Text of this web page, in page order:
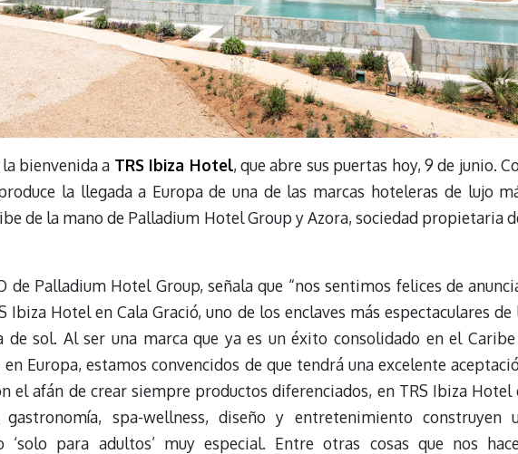
bienvenida a TRS Ibiza Hotel, que abre sus puertas hoy, 9 de junio.
la llegada a Europa de una de las marcas hoteleras de lujo
de la mano de Palladium Hotel Group y Azora, sociedad propietaria
de Palladium Hotel Group, señala que “nos sentimos felices de
Ibiza Hotel en Cala Gració, uno de los enclaves más espectaculares de
de sol. Al ser una marca que ya es un éxito consolidado en el
Europa, estamos convencidos de que tendrá una excelente
el afán de crear siempre productos diferenciados, en TRS Ibiza Hotel
spa-wellness, diseño y entretenimiento construyen
‘solo para adultos’ muy especial. Entre otras cosas que nos